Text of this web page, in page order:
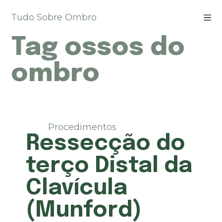
u
a
a
Tudo Sobre Ombro
Tag ossos do
ombro
Procedimentos
Ressecção do
terço Distal da
Clavícula
(Munford)